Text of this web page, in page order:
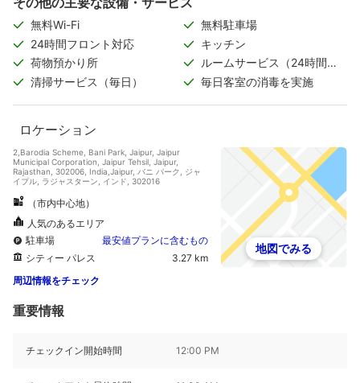
無料Wi-Fi
無料駐車場
24時間フロント対応
キッチン
荷物預かり所
ルームサービス（24時間対
応）
清掃サービス（毎日） 毎日客室の消毒を実施
ロケーション
2,Barodia Scheme, Bani Park, Jaipur, Jaipur
Municipal Corporation, Jaipur Tehsil, Jaipur,
Rajasthan, 302006, India,Jaipur, バニ パーク, ジャ
イプル, ラジャスターン, インド, 302016
（市内中心地）
人気のあるエリア
駐車場
最安値プランに含むもの
シティー パレス
3.27 km
周辺情報をチェック
地図でみる
重要情報
チェックイン開始時間 12:00 PM